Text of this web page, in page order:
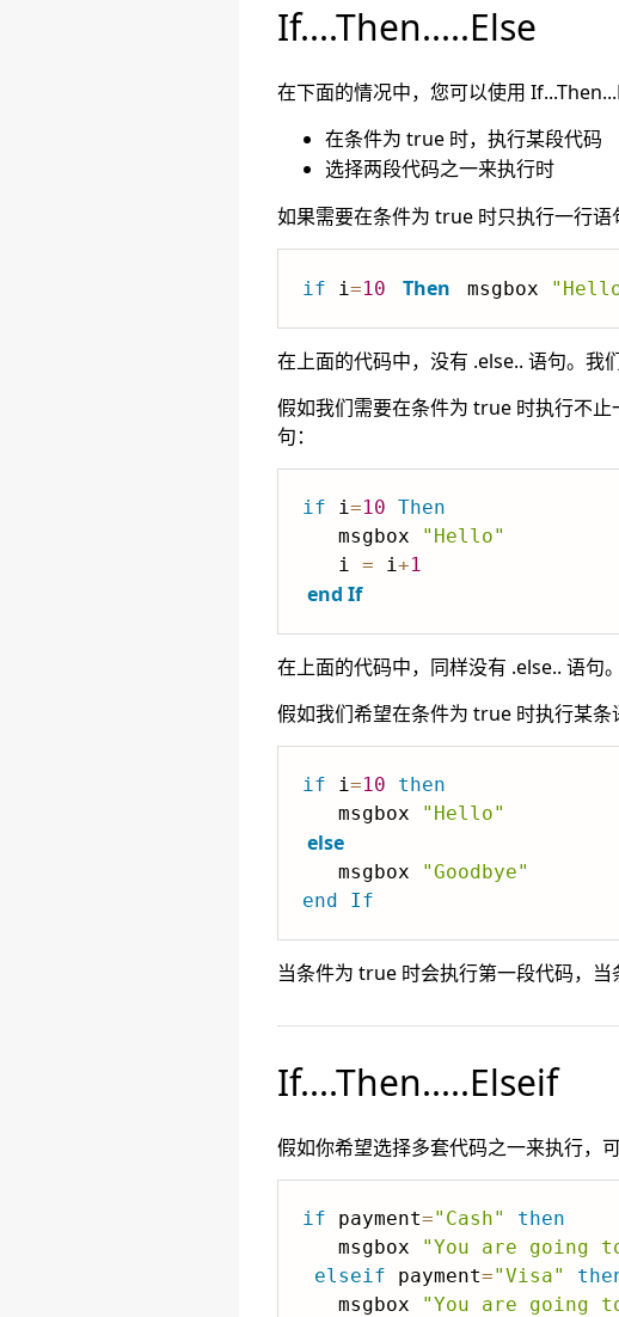
If....Then.....Else
在下面的情况中，您可以使用
在条件为 true 时，执行某段代码
选择两段代码之一来执行时
如果需要在条件为 true 时只执行一行语
if i=10 Then msgbox
在上面的代码中，没有 .else.. 语句。我
假如我们需要在条件为 true 时执行不
句：
if i=10 Then
   msgbox
"Hello"
   i
= i+1
end If
在上面的代码中，同样没有 .else.. 语句
假如我们希望在条件为 true 时执行某条
if i=10
then
   msgbox
"Hello"
else
   msgbox
"Goodbye"
end
If
当条件为 true 时会执行第一段代码，当
If....Then.....Elseif
假如你希望选择多套代码之一来执行，
if payment="Cash"
then
   msgbox
"You are going
elseif payment="Visa"
   msgbox
"You are going